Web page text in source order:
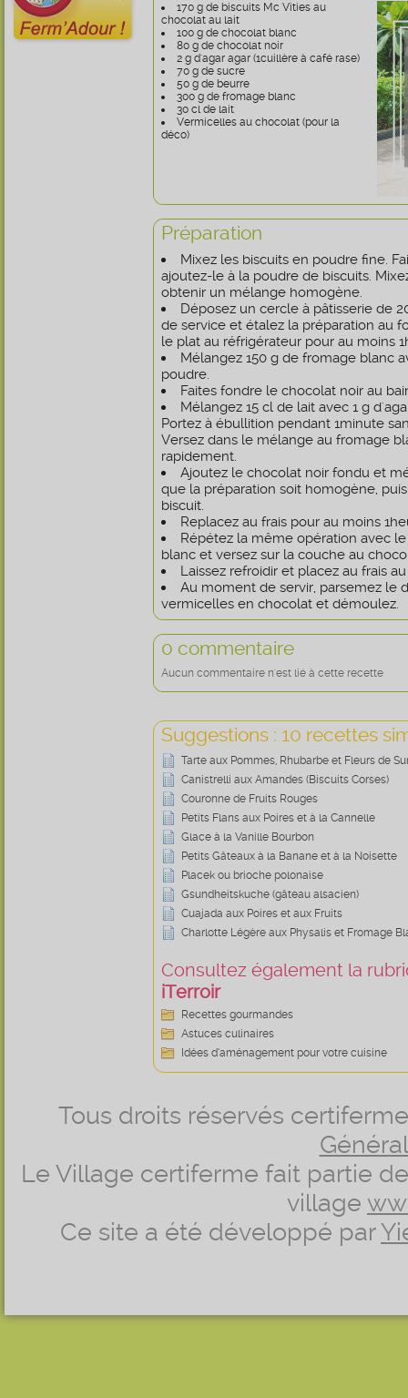
170 g de biscuits Mc Vities au
chocolat au lait
100 g de chocolat blanc
80 g de chocolat noir
2 g d'agar agar (1cuillère à café rase)
70 g de sucre
50 g de beurre
300 g de fromage blanc
30 cl de lait
Vermicelles au chocolat (pour la
déco)
Préparation
Mixez les biscuits en poudre fine.
ajoutez-le à la poudre de biscuits.
obtenir un mélange homogène.
Déposez un cercle à pâtisserie de
de service et étalez la préparation au
le plat au réfrigérateur pour au moins
Mélangez 150 g de fromage blanc
poudre.
Faites fondre le chocolat noir au
Mélangez 15 cl de lait avec 1 g
Portez à ébullition pendant 1minute
Versez dans le mélange au fromage
rapidement.
Ajoutez le chocolat noir fondu et
que la préparation soit homogène,
biscuit.
Replacez au frais pour au moins
Répétez la même opération avec
blanc et versez sur la couche au
Laissez refroidir et placez au frais
Au moment de servir, parsemez le
vermicelles en chocolat et démoulez.
0 commentaire
Aucun commentaire n'est lié à cette recette
Suggestions : 10 recettes
Tarte aux Pommes, Rhubarbe et Fleurs de
Canistrelli aux Amandes (Biscuits Corses)
Couronne de Fruits Rouges
Petits Flans aux Poires et à la Cannelle
Glace à la Vanille Bourbon
Petits Gâteaux à la Banane et à la Noisette
Placek ou brioche polonaise
Gsundheitskuche (gâteau alsacien)
Cuajada aux Poires et aux Fruits
Charlotte Légère aux Physalis et Fromage
Consultez également la
iTerroir
Recettes gourmandes
Astuces culinaires
Idées d’aménagement pour votre cuisine
Tous droits réservés
Le Village certiferme fait partie
village
Ce site a été développé par